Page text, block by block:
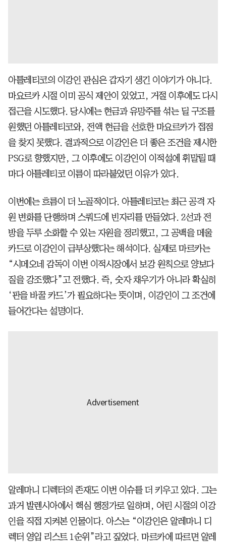
아틀레티코의 이강인 관심은 갑자기 생긴 이야기가 아니다.
마요르카 시절 이미 공식 제안이 있었고, 거절 이후에도 다시
접근을 시도했다. 당시에는 현금과 유망주를 섞는 딜 구조를
원했던 아틀레티코와, 전액 현금을 선호한 마요르카가 접점
을 찾지 못했다. 결과적으로 이강인은 더 좋은 조건을 제시한
PSG로 향했지만, 그 이후에도 이강인이 이적설에 휘말릴 때
마다 아틀레티코 이름이 따라붙었던 이유가 있다.
이번에는 흐름이 더 노골적이다. 아틀레티코는 최근 공격 자
원 변화를 단행하며 스쿼드에 빈자리를 만들었다. 2선과 전
방을 두루 소화할 수 있는 자원을 정리했고, 그 공백을 메울
카드로 이강인이 급부상했다는 해석이다. 실제로 마르카는
“시메오네 감독이 이번 이적시장에서 보강 원칙으로 양보다
질을 강조했다”고 전했다. 즉, 숫자 채우기가 아니라 확실히
‘판을 바꿀 카드’가 필요하다는 뜻이며, 이강인이 그 조건에
들어간다는 설명이다.
알레마니 디렉터의 존재도 이번 이슈를 더 키우고 있다. 그는
과거 발렌시아에서 핵심 행정가로 일하며, 어린 시절의 이강
인을 직접 지켜본 인물이다. 아스는 “이강인은 알레마니 디
렉터 영입 리스트 1순위”라고 짚었다. 마르카에 따르면 알레